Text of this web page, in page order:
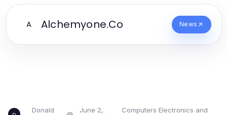
A Alchemyone.Co News
Donald
June 2,
Computers Electronics and